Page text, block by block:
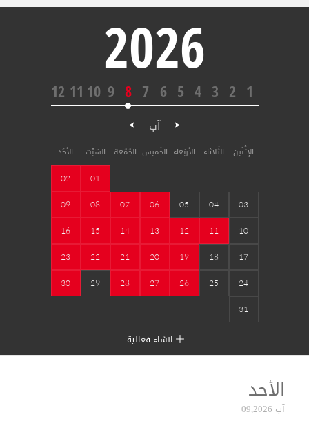
2026
1
2
3
4
5
6
7
8
9
10
11
12
آب
الإثْنَين الثَلاثاء الأربَعاء الخَميس الجُمُعة السَبْت الأحَد
01
02
03
04
05
06
07
08
09
10
11
12
13
14
15
16
17
18
19
20
21
22
23
24
25
26
27
28
29
30
31
انشاء فعالية
الأحد
آب 09,2026